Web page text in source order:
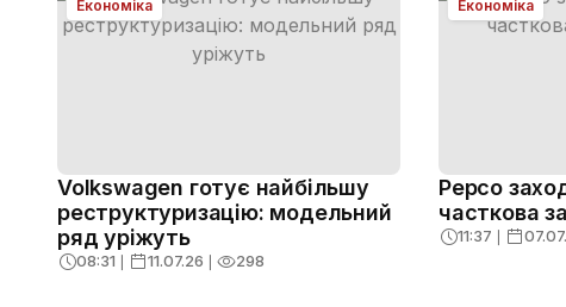
Економіка
Volkswagen готує найбільшу
реструктуризацію: модельний
ряд уріжуть
08:31 ❘ 11.07.26 ❘ 298
Економіка
Pepco
часткова
11:37 ❘